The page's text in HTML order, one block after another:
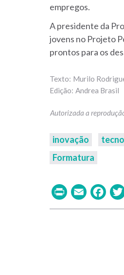
empregos.
A presidente da
jovens no Projeto
prontos para os
Murilo
Andrea Brasil
inovação
Formatura
Print